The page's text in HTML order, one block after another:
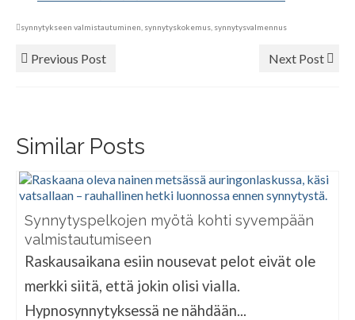
synnytykseen valmistautuminen synnytyskokemus synnytysvalmennus
Previous Post Next Post
Similar Posts
Synnytyspelkojen myötä kohti syvempään
valmistautumiseen
Raskausaikana esiin nousevat pelot eivät ole
merkki siitä, että jokin olisi vialla.
Hypnosynnytyksessä ne nähdään...